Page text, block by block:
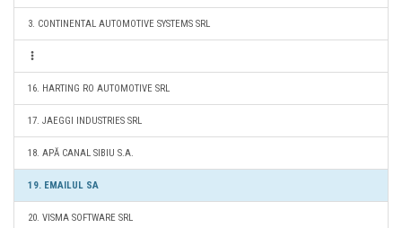
3. CONTINENTAL AUTOMOTIVE SYSTEMS SRL
16. HARTING RO AUTOMOTIVE SRL
17. JAEGGI INDUSTRIES SRL
18. APĂ CANAL SIBIU S.A.
19. EMAILUL SA
20. VISMA SOFTWARE SRL